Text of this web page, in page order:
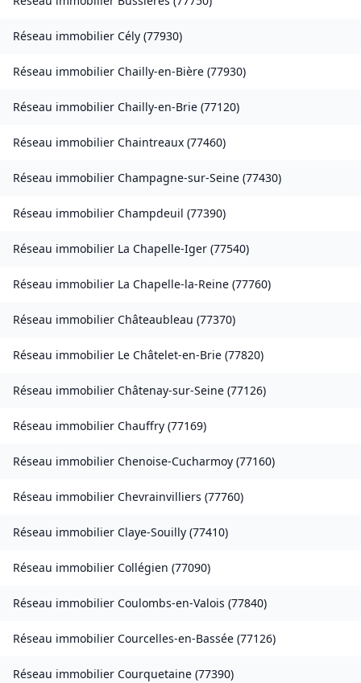
Réseau immobilier Cély (77930)
Réseau immobilier Chailly-en-Bière (77930)
Réseau immobilier Chailly-en-Brie (77120)
Réseau immobilier Chaintreaux (77460)
Réseau immobilier Champagne-sur-Seine (77430)
Réseau immobilier Champdeuil (77390)
Réseau immobilier La Chapelle-Iger (77540)
Réseau immobilier La Chapelle-la-Reine (77760)
Réseau immobilier Châteaubleau (77370)
Réseau immobilier Le Châtelet-en-Brie (77820)
Réseau immobilier Châtenay-sur-Seine (77126)
Réseau immobilier Chauffry (77169)
Réseau immobilier Chenoise-Cucharmoy (77160)
Réseau immobilier Chevrainvilliers (77760)
Réseau immobilier Claye-Souilly (77410)
Réseau immobilier Collégien (77090)
Réseau immobilier Coulombs-en-Valois (77840)
Réseau immobilier Courcelles-en-Bassée (77126)
Réseau immobilier Courquetaine (77390)